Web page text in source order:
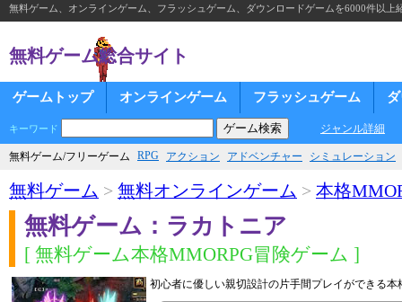
無料ゲーム、オンラインゲーム、フラッシュゲーム、ダウンロードゲームを6000件以上
無料ゲーム総合サイト
ゲームトップ オンラインゲーム フラッシュゲーム
キーワード ジャンル詳細
無料ゲーム/フリーゲーム RPG アクション アドベンチャー シミュレーション
無料ゲーム > 無料オンラインゲーム > 本格
無料ゲーム：ラカトニア
[ 無料ゲーム本格MMORPG冒険ゲーム ]
初心者に優しい親切設計の片手間プレイができる本